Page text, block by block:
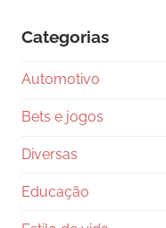
Categorias
Automotivo
Bets e jogos
Diversas
Educação